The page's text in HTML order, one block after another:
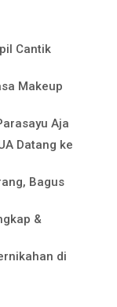
Cantik
Makeup
Aja
Datang ke
Bagus
&
di